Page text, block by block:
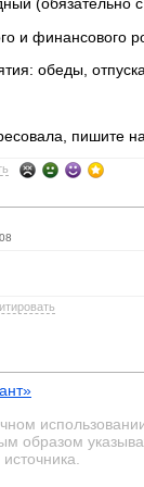
(обязательно
и финансового
обеды,
пишите
образом